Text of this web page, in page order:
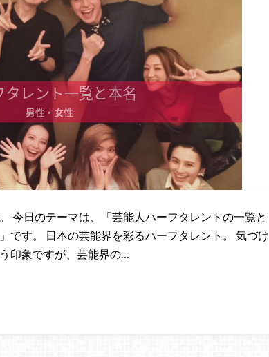
今日のテーマは、「芸能人ハーフタレントの一覧と
です。 日本の芸能界を彩るハーフタレント。 気づけ
印象ですが、芸能界の…